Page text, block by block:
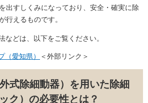
出すしくみになっており、安全・確実に除
行えるものです。
どは、以下をご覧ください。
（愛知県） ＜外部リンク＞
式除細動器）を用いた除細
ク）の必要性とは？